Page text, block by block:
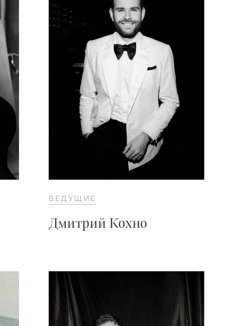
ВЕДУЩИЕ
Дмитрий Кохно